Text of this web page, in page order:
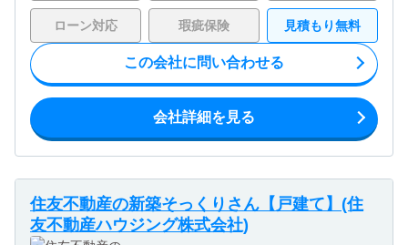
ローン対応 瑕疵保険 見積もり無料
この会社に問い合わせる
会社詳細を見る
住友不動産の新築そっくりさん【戸建て】(住
友不動産ハウジング株式会社)